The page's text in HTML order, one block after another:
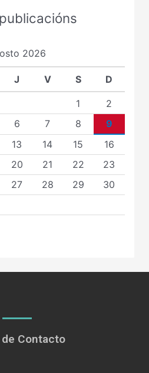
2026
J V S D
1
2
6 7 8
9
13 14 15
16
20 21 22
23
27 28 29
30
de Contacto